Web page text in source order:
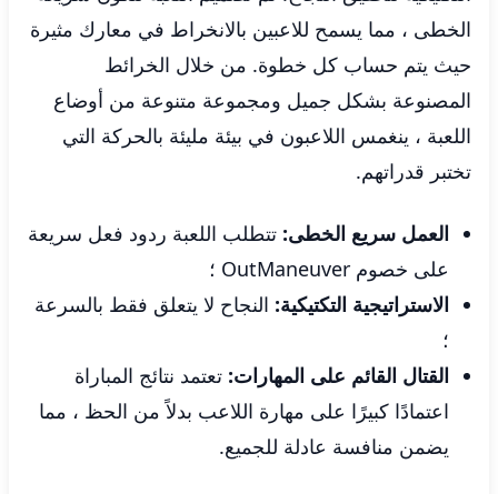
الخطى ، مما يسمح للاعبين بالانخراط في معارك مثيرة
حيث يتم حساب كل خطوة. من خلال الخرائط
المصنوعة بشكل جميل ومجموعة متنوعة من أوضاع
اللعبة ، ينغمس اللاعبون في بيئة مليئة بالحركة التي
تختبر قدراتهم.
العمل سريع الخطى: تتطلب اللعبة ردود فعل سريعة
على خصوم OutManeuver ؛
الاستراتيجية التكتيكية: النجاح لا يتعلق فقط بالسرعة
؛
القتال القائم على المهارات: تعتمد نتائج المباراة
اعتمادًا كبيرًا على مهارة اللاعب بدلاً من الحظ ، مما
يضمن منافسة عادلة للجميع.